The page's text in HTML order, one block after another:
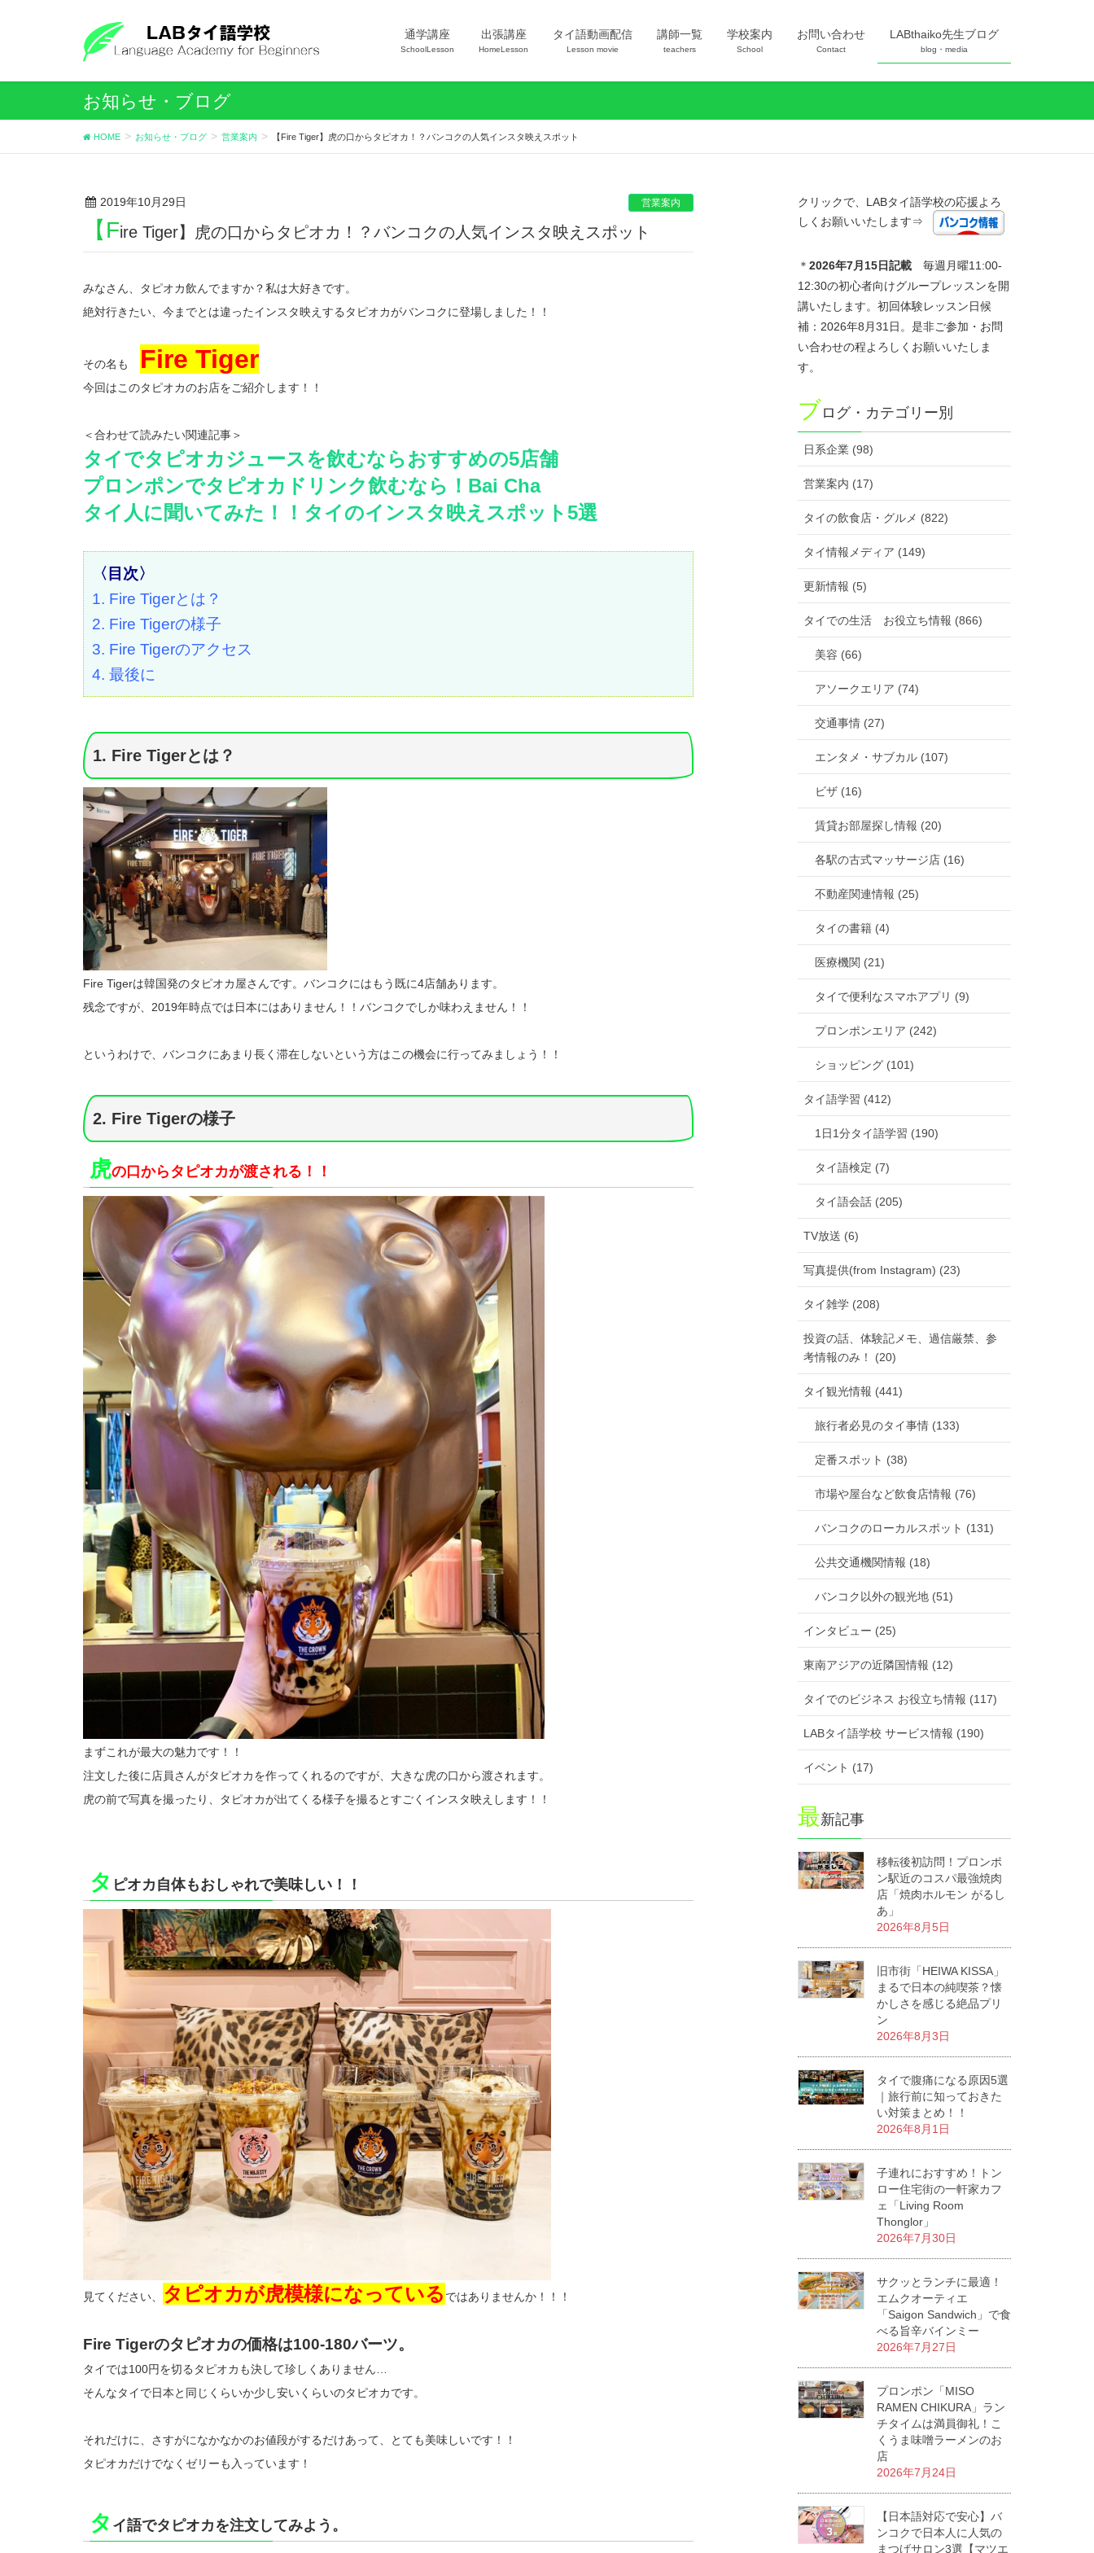
通学講座
SchoolLesson
出張講座
HomeLesson
タイ語動画配信
Lesson movie
講師一覧
teachers
学校案内
School
お問い合わせ
Contact
LABthaiko先生ブログ
blog・media
お知らせ・ブログ
HOME お知らせ・ブログ 営業案内 【Fire Tiger】虎の口からタピオカ！？バンコクの人気インスタ映えスポット
2019年10月29日 営業案内
【Fire Tiger】虎の口からタピオカ！？バンコクの人気インスタ映えスポット
みなさん、タピオカ飲んでますか？私は大好きです。
絶対行きたい、今までとは違ったインスタ映えするタピオカがバンコクに登場しました！！
その名も Fire Tiger
今回はこのタピオカのお店をご紹介します！！
＜合わせて読みたい関連記事＞
タイでタピオカジュースを飲むならおすすめの5店舗
プロンポンでタピオカドリンク飲むなら！Bai Cha
タイ人に聞いてみた！！タイのインスタ映えスポット5選
〈目次〉
1. Fire Tigerとは？
2. Fire Tigerの様子
3. Fire Tigerのアクセス
4. 最後に
1. Fire Tigerとは？
Fire Tigerは韓国発のタピオカ屋さんです。バンコクにはもう既に4店舗あります。
残念ですが、2019年時点では日本にはありません！！バンコクでしか味わえません！！
というわけで、バンコクにあまり長く滞在しないという方はこの機会に行ってみましょう！！
2. Fire Tigerの様子
虎の口からタピオカが渡される！！
まずこれが最大の魅力です！！
注文した後に店員さんがタピオカを作ってくれるのですが、大きな虎の口から渡されます。
虎の前で写真を撮ったり、タピオカが出てくる様子を撮るとすごくインスタ映えします！！
タ ピオカ自体もおしゃれで美味しい！！
見てください、 タピオカが虎模様になっている ではありませんか！！！
Fire Tigerのタピオカの価格は100-180バーツ。
タイでは100円を切るタピオカも決して珍しくありません…
そんなタイで日本と同じくらいか少し安いくらいのタピオカです。
それだけに、さすがになかなかのお値段がするだけあって、とても美味しいです！！
タピオカだけでなくゼリーも入っています！
タ イ語でタピオカを注文してみよう。
クリックで、LABタイ語学校の応援よろ
しくお願いいたします⇒
＊ 2026年7月15日記載毎週月曜11:00-
12:30の初心者向けグループレッスンを開
講いたします。初回体験レッスン日候
補：2026年8月31日。是非ご参加・お問
い合わせの程よろしくお願いいたしま
す。
ブログ・カテゴリー別
日系企業 (98)
営業案内 (17)
タイの飲食店・グルメ (822)
タイ情報メディア (149)
更新情報 (5)
タイでの生活 お役立ち情報 (866)
美容 (66)
アソークエリア (74)
交通事情 (27)
エンタメ・サブカル (107)
ビザ (16)
賃貸お部屋探し情報 (20)
各駅の古式マッサージ店 (16)
不動産関連情報 (25)
タイの書籍 (4)
医療機関 (21)
タイで便利なスマホアプリ (9)
プロンポンエリア (242)
ショッピング (101)
タイ語学習 (412)
1日1分タイ語学習 (190)
タイ語検定 (7)
タイ語会話 (205)
TV放送 (6)
写真提供(from Instagram) (23)
タイ雑学 (208)
投資の話、体験記メモ、過信厳禁、参
考情報のみ！ (20)
タイ観光情報 (441)
旅行者必見のタイ事情 (133)
定番スポット (38)
市場や屋台など飲食店情報 (76)
バンコクのローカルスポット (131)
公共交通機関情報 (18)
バンコク以外の観光地 (51)
インタビュー (25)
東南アジアの近隣国情報 (12)
タイでのビジネス お役立ち情報 (117)
LABタイ語学校 サービス情報 (190)
イベント (17)
最新記事
移転後初訪問！プロンポ
ン駅近のコスパ最強焼肉
店「焼肉ホルモン がるし
あ」
2026年8月5日
旧市街「HEIWA KISSA」
まるで日本の純喫茶？懐
かしさを感じる絶品プリ
ン
2026年8月3日
タイで腹痛になる原因5選
｜旅行前に知っておきた
い対策まとめ！！
2026年8月1日
子連れにおすすめ！トン
ロー住宅街の一軒家カフ
ェ「Living Room
Thonglor」
2026年7月30日
サクッとランチに最適！
エムクオーティエ
「Saigon Sandwich」で食
べる旨辛バインミー
2026年7月27日
プロンポン「MISO
RAMEN CHIKURA」ラン
チタイムは満員御礼！こ
くうま味噌ラーメンのお
店
2026年7月24日
【日本語対応で安心】バ
ンコクで日本人に人気の
まつげサロン3選【マツエ